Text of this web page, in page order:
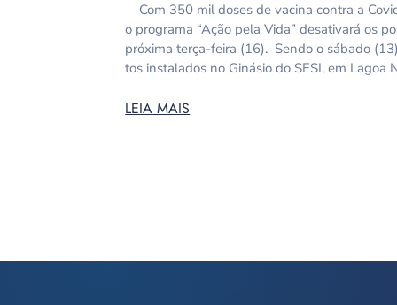
Com 350 mil doses de vacina contra a
o programa “Ação pela Vida” desativará os
próxima terça-feira (16). Sendo o sábado
tos instalados no Ginásio do SESI, em Lagoa
LEIA MAIS